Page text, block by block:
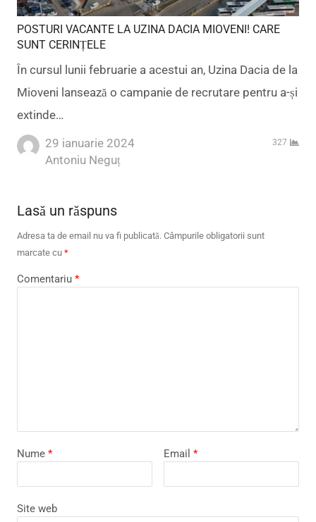
POSTURI VACANTE LA UZINA DACIA MIOVENI! CARE
SUNT CERINȚELE
În cursul lunii februarie a acestui an, Uzina Dacia de la
Mioveni lansează o campanie de recrutare pentru a-și
extinde…
29 ianuarie 2024
Author
Antoniu Neguț
327
Lasă un răspuns
Adresa ta de email nu va fi publicată. Câmpurile obligatorii sunt
marcate cu *
Comentariu *
Nume * Email *
Site web